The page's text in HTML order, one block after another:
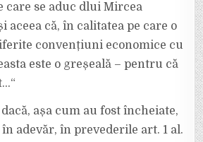
care se aduc dlui Mircea
aceea că, în calitatea pe care o
convențiuni economice cu
este o greșeală – pentru că
dacă, așa cum au fost încheiate,
adevăr, în prevederile art. 1 al.